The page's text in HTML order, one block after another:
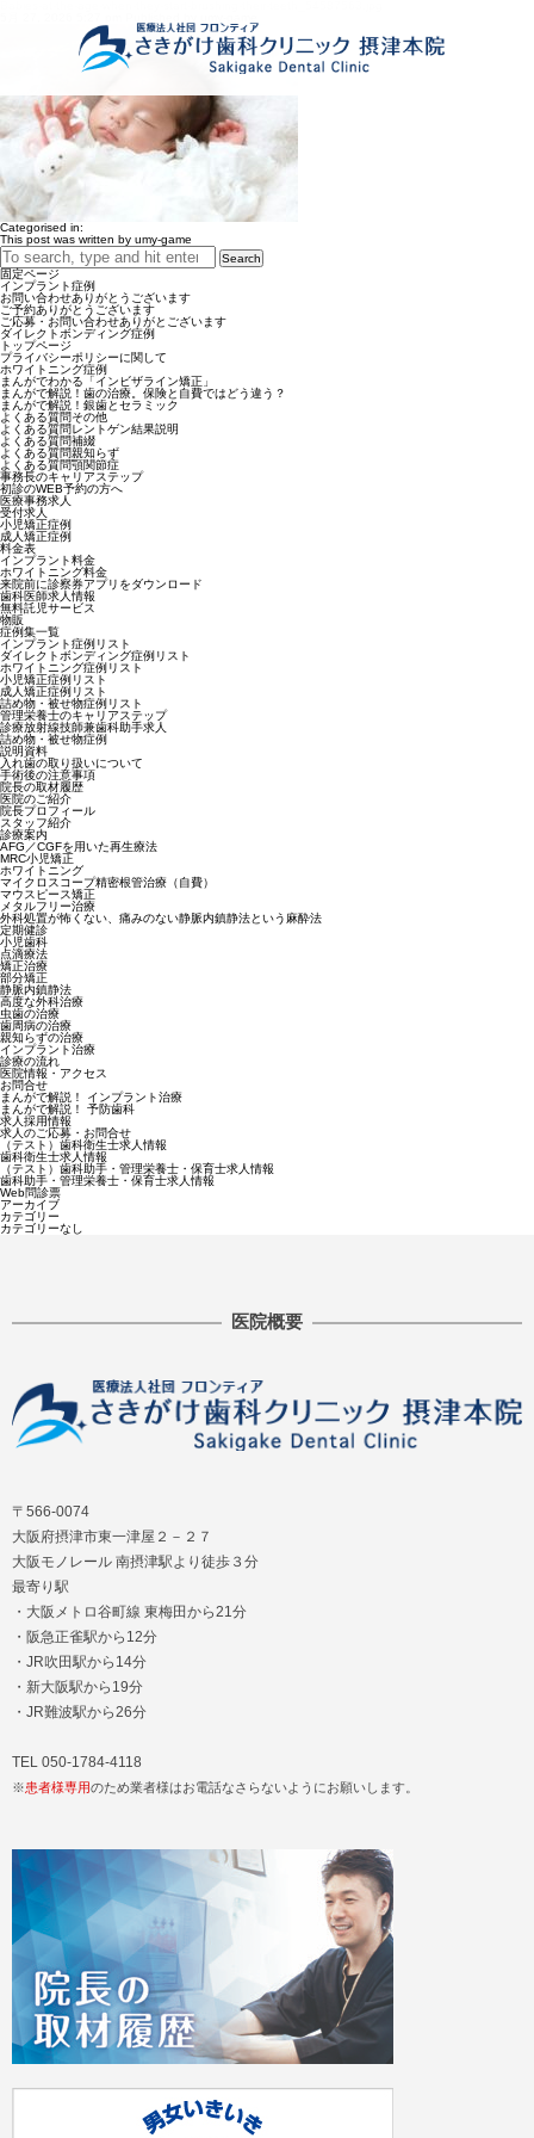
Categorised in:
This post was written by umy-game
Search
固定ページ
インプラント症例
お問い合わせありがとうございます
ご予約ありがとうございます
ご応募・お問い合わせありがとございます
ダイレクトボンディング症例
トップページ
プライバシーポリシーに関して
ホワイトニング症例
まんがでわかる「インビザライン矯正」
まんがで解説！歯の治療。保険と自費ではどう違う？
まんがで解説！銀歯とセラミック
よくある質問その他
よくある質問レントゲン結果説明
よくある質問補綴
よくある質問親知らず
よくある質問顎関節症
事務長のキャリアステップ
初診のWEB予約の方へ
医療事務求人
受付求人
小児矯正症例
成人矯正症例
料金表
インプラント料金
ホワイトニング料金
来院前に診察券アプリをダウンロード
歯科医師求人情報
無料託児サービス
物販
症例集一覧
インプラント症例リスト
ダイレクトボンディング症例リスト
ホワイトニング症例リスト
小児矯正症例リスト
成人矯正症例リスト
詰め物・被せ物症例リスト
管理栄養士のキャリアステップ
診療放射線技師兼歯科助手求人
詰め物・被せ物症例
説明資料
入れ歯の取り扱いについて
手術後の注意事項
院長の取材履歴
医院のご紹介
院長プロフィール
スタッフ紹介
診療案内
AFG／CGFを用いた再生療法
MRC小児矯正
ホワイトニング
マイクロスコープ精密根管治療（自費）
マウスピース矯正
メタルフリー治療
外科処置が怖くない、痛みのない静脈内鎮静法という麻酔法
定期健診
小児歯科
点滴療法
矯正治療
部分矯正
静脈内鎮静法
高度な外科治療
虫歯の治療
歯周病の治療
親知らずの治療
インプラント治療
診療の流れ
医院情報・アクセス
お問合せ
まんがで解説！ インプラント治療
まんがで解説！ 予防歯科
求人採用情報
求人のご応募・お問合せ
（テスト）歯科衛生士求人情報
歯科衛生士求人情報
（テスト）歯科助手・管理栄養士・保育士求人情報
歯科助手・管理栄養士・保育士求人情報
Web問診票
アーカイブ
カテゴリー
カテゴリーなし
医院概要
〒566-0074
大阪府摂津市東一津屋２－２７
大阪モノレール 南摂津駅より徒歩３分
最寄り駅
・大阪メトロ谷町線 東梅田から21分
・阪急正雀駅から12分
・JR吹田駅から14分
・新大阪駅から19分
・JR難波駅から26分
TEL 050-1784-4118
※患者様専用のため業者様はお電話なさらないようにお願いします。